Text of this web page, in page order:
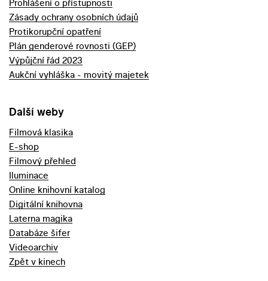
Zásady ochrany osobních údajů
Protikorupční opatření
Plán genderové rovnosti (GEP)
Výpůjční řád 2023
Aukční vyhláška - movitý majetek
Další weby
Filmová klasika
E-shop
Filmový přehled
Iluminace
Online knihovní katalog
Digitální knihovna
Laterna magika
Databáze šifer
Videoarchiv
Zpět v kinech